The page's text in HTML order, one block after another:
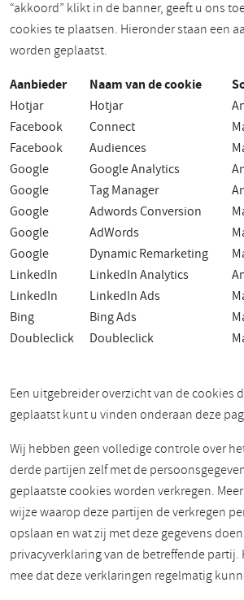
“akkoord” klikt in de banner, geeft u ons
cookies te plaatsen. Hieronder staan een
worden geplaatst.
Aanbieder Naam van de cookie
Hotjar Hotjar
Facebook
Connect
Facebook
Audiences
Google
Google Analytics
Google
Tag Manager
Google
Adwords Conversion
Google
AdWords
Google
Dynamic Remarketing
LinkedIn
LinkedIn Analytics
LinkedIn
LinkedIn Ads
Bing
Bing Ads
Doubleclick
Doubleclick
Een uitgebreider overzicht van de cookies
geplaatst kunt u vinden onderaan deze
Wij hebben geen volledige controle over
derde partijen zelf met de
geplaatste cookies worden verkregen.
wijze waarop deze partijen de verkregen
opslaan en wat zij met deze gegevens
privacyverklaring van de betreffende partij.
mee dat deze verklaringen regelmatig